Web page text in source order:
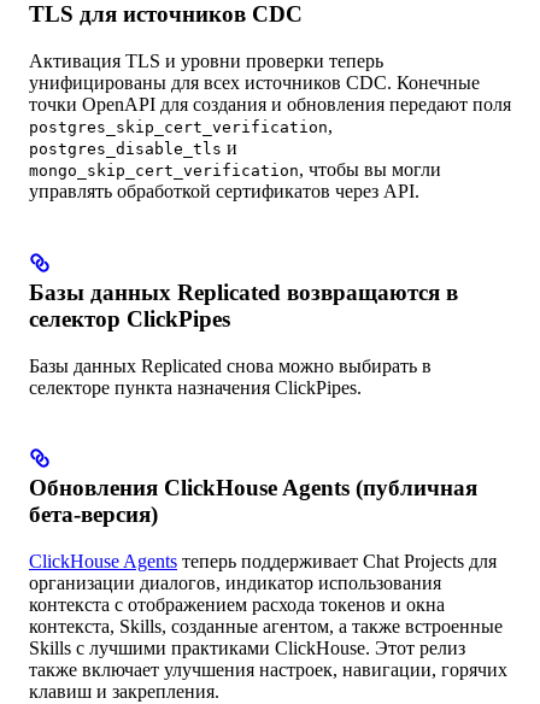
TLS для источников CDC
Активация TLS и уровни проверки теперь
унифицированы для всех источников CDC. Конечные
точки OpenAPI для создания и обновления передают поля
postgres_skip_cert_verification,
postgres_disable_tls и
mongo_skip_cert_verification, чтобы вы могли
управлять обработкой сертификатов через API.
Базы данных Replicated возвращаются в
селектор ClickPipes
Базы данных Replicated снова можно выбирать в
селекторе пункта назначения ClickPipes.
Обновления ClickHouse Agents (публичная
бета-версия)
ClickHouse Agents теперь поддерживает Chat Projects для
организации диалогов, индикатор использования
контекста с отображением расхода токенов и окна
контекста, Skills, созданные агентом, а также встроенные
Skills с лучшими практиками ClickHouse. Этот релиз
также включает улучшения настроек, навигации, горячих
клавиш и закрепления.